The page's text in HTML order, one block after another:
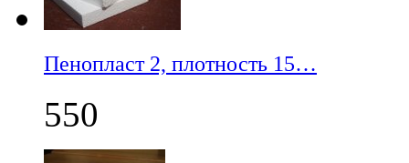
Пенопласт 2, плотность 15…
550